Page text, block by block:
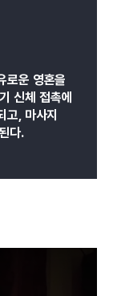
로운 영혼을
신체 접촉에
고, 마사지
다.